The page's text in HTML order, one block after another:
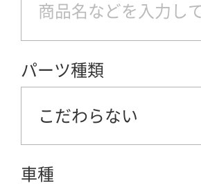
パーツ種類
こだわらない
車種